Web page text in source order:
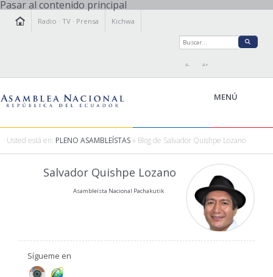
Pasar al contenido principal
Radio ·TV · Prensa Kichwa
A- A+
MENÚ
PARTICIPACIÓN
RELACIONES INTERNACIONALES
AGENDA
Usted está en: PLENO ASAMBLEÍSTAS » Blog de Salvador Quishpe Lozano
Salvador Quishpe Lozano
Asambleísta Nacional Pachakutik
Sígueme en